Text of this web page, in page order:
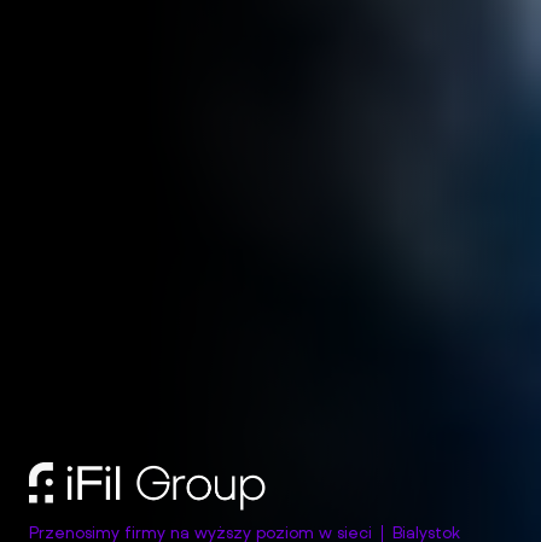
Przenosimy firmy na wyższy poziom w sieci Bialystok